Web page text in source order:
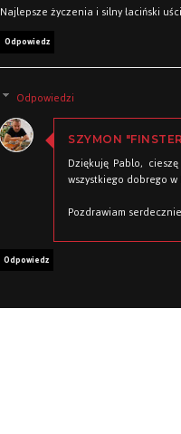
Najlepsze życzenia i silny łaciński
Odpowiedz
Odpowiedzi
SZYMON
Dziękuję Pablo,
wszystkiego dobrego w
Pozdrawiam
Odpowiedz